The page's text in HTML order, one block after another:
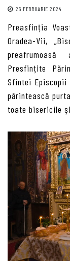
26 FEBRUARIE 2024
Preasfinția
Oradea-Vii,
Presfințite
Sfintei Episcopii
părintească
toate bisericile